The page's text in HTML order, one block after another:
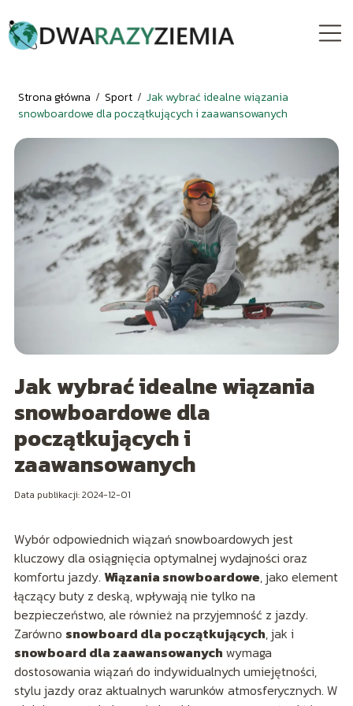
Strona główna / Sport / Jak wybrać idealne wiązania
snowboardowe dla początkujących i zaawansowanych
Jak wybrać idealne wiązania
snowboardowe dla
początkujących i
zaawansowanych
Data publikacji: 2024-12-01
Wybór odpowiednich wiązań snowboardowych jest
kluczowy dla osiągnięcia optymalnej wydajności oraz
komfortu jazdy. Wiązania snowboardowe, jako element
łączący buty z deską, wpływają nie tylko na
bezpieczeństwo, ale również na przyjemność z jazdy.
Zarówno snowboard dla początkujących, jak i
snowboard dla zaawansowanych wymaga
dostosowania wiązań do indywidualnych umiejętności,
stylu jazdy oraz aktualnych warunków atmosferycznych. W